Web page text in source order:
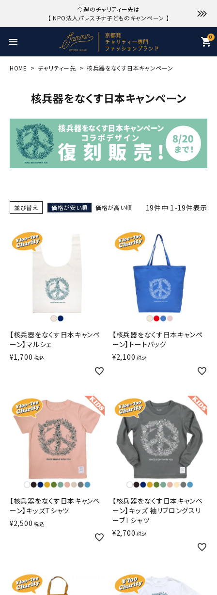
今週のチャリティー先は
【 NPO法人パレスチナ子どものキャンペーン 】
menu 0
shopping_cart
HOME チャリティー先 核兵器をなくす日本キャンペーン
核兵器をなくす日本キャンペーン
並び替え 価格が安い順 価格が高い順 19件中 1-19件表示
【核兵器をなくす日本キャンペ
ーン】マルシェ
¥1,700 税込
【核兵器をなくす日本キャンペ
ーン】トートバッグ
¥2,100 税込
【核兵器をなくす日本キャンペ
ーン】キッズTシャツ
¥2,500 税込
【核兵器をなくす日本キャンペ
ーン】キッズ 袖リブロングスリ
ーブTシャツ
¥2,700 税込